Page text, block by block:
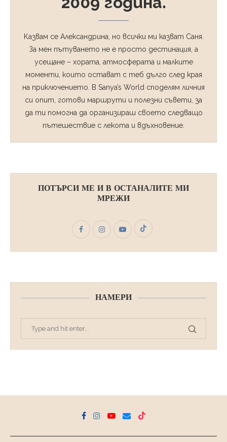
Казвам се Александрина, но всички ми казват Саня.
За мен пътуването не е просто дестинация, а
усещане – хората, атмосферата и малките
моменти, които остават с теб дълго след края
на приключението. В Sanya’s World споделям личния
си опит, готови маршрути и полезни съвети, за
да ти помогна да организираш своето следващо
пътешествие с лекота и вдъхновение.
ПОТЪРСИ МЕ И В ОСТАНАЛИТЕ МИ
МРЕЖИ
НАМЕРИ